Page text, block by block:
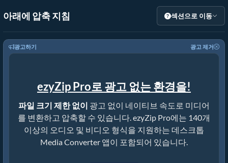
아래에 압축 지침 섹션으로 이동
광고하기 광고 제거
ezyZip Pro로 광고 없는 환경을!
파일 크기 제한 없이 광고 없이 네이티브 속도로 미디어
를 변환하고 압축할 수 있습니다. ezyZip Pro에는 140개
이상의 오디오 및 비디오 형식을 지원하는 데스크톱
Media Converter 앱이 포함되어 있습니다.